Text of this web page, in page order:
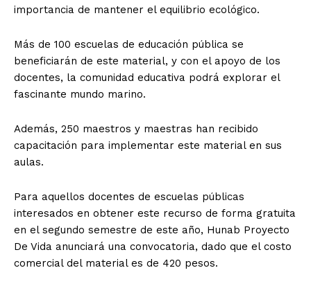
importancia de mantener el equilibrio ecológico.
Más de 100 escuelas de educación pública se
beneficiarán de este material, y con el apoyo de los
docentes, la comunidad educativa podrá explorar el
fascinante mundo marino.
Además, 250 maestros y maestras han recibido
capacitación para implementar este material en sus
aulas.
Para aquellos docentes de escuelas públicas
interesados en obtener este recurso de forma gratuita
en el segundo semestre de este año, Hunab Proyecto
De Vida anunciará una convocatoria, dado que el costo
comercial del material es de 420 pesos.